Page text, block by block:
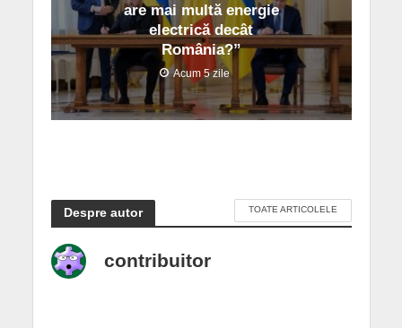
are mai multă energie
electrică decât
România?”
Acum 5 zile
Despre autor TOATE ARTICOLELE
contribuitor